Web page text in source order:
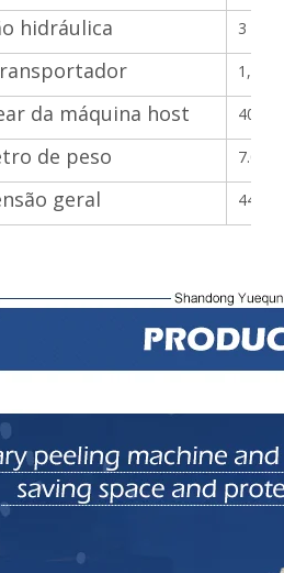
hidráulica 3 kW
1,5kW
da máquina host 40M-
de peso 7.000
geral